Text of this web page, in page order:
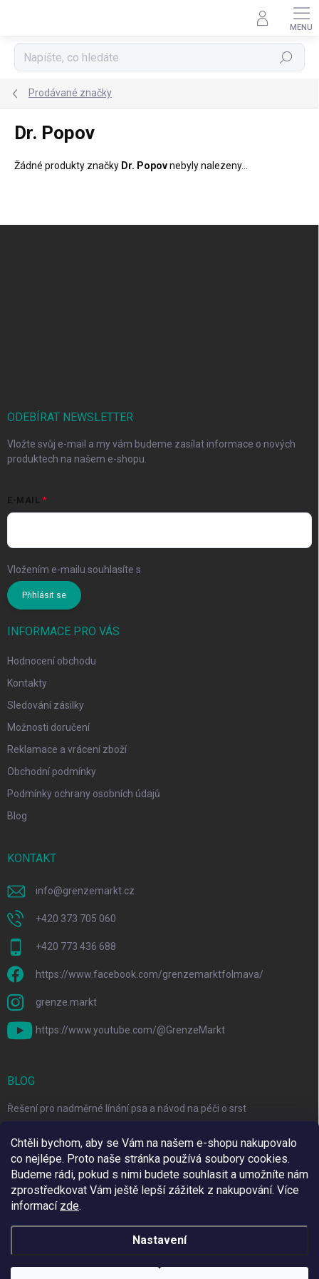
Chtěli bychom, aby se Vám na našem e-shopu nakupovalo
co nejlépe. Proto naše stránka používá soubory cookies.
Budeme rádi, pokud s nimi budete souhlasit a umožníte nám
zprostředkovat Vám ještě lepší zážitek z nakupování. Více
informací zde.
Nastavení
Hledat
Prodávané značky
Dr. Popov
Žádné produkty značky Dr. Popovnebyly nalezeny...
ODEBÍRAT NEWSLETTER
Vložte svůj e-mail a my vám budeme zasílat informace o nových
produktech na našem e-shopu.
E-MAIL
Vložením e-mailu souhlasíte s
Přihlásit se
INFORMACE PRO VÁS
Hodnocení obchodu
Kontakty
Sledování zásilky
Možnosti doručení
Reklamace a vrácení zboží
Obchodní podmínky
Podmínky ochrany osobních údajů
Blog
KONTAKT
info@grenzemarkt.cz
+420 373 705 060
+420 773 436 688
https://www.facebook.com/grenzemarktfolmava/
grenze.markt
https://www.youtube.com/@GrenzeMarkt
BLOG
Řešení pro nadměrné línání psa a návod na péči o srst
Top 6 značek pro domácí mazlíčky za skvělé ceny
Copyright 2026Grenze Markt Online. Všechna práva vyhrazena.Upravit